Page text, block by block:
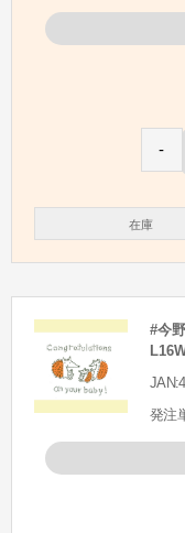
-
在庫
#今
発注